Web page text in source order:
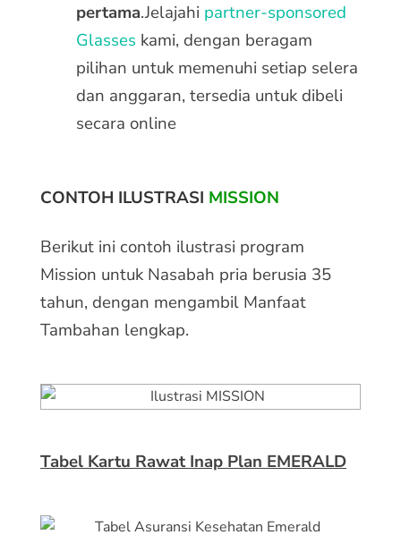
pertama.Jelajahi partner-sponsored
Glasses kami, dengan beragam
pilihan untuk memenuhi setiap selera
dan anggaran, tersedia untuk dibeli
secara online
CONTOH ILUSTRASI MISSION
Berikut ini contoh ilustrasi program
Mission untuk Nasabah pria berusia 35
tahun, dengan mengambil Manfaat
Tambahan lengkap.
Tabel Kartu Rawat Inap Plan EMERALD